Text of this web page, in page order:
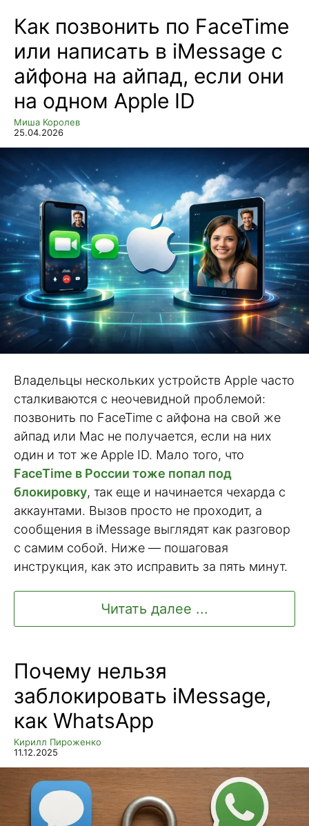
Как позвонить по FaceTime
или написать в iMessage с
айфона на айпад, если они
на одном Apple ID
Миша Королев
25.04.2026
Владельцы нескольких устройств Apple часто
сталкиваются с неочевидной проблемой:
позвонить по FaceTime с айфона на свой же
айпад или Mac не получается, если на них
один и тот же Apple ID. Мало того, что
FaceTime в России тоже попал под
блокировку, так еще и начинается чехарда с
аккаунтами. Вызов просто не проходит, а
сообщения в iMessage выглядят как разговор
с самим собой. Ниже — пошаговая
инструкция, как это исправить за пять минут.
Читать далее ...
Почему нельзя
заблокировать iMessage,
как WhatsApp
Кирилл Пироженко
11.12.2025